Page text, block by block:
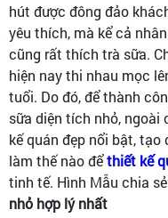
hút được đông đảo
yêu thích, mà kể cả
cũng rất thích trà sữa.
hiện nay thi nhau mọc
tuổi. Do đó, để thành
sữa diện tích nhỏ, ngoài
kế quán đẹp nổi bật,
làm thế nào đểthiết kế
tinh tế. Hình Mẫu chia
nhỏ hợp lý nhất